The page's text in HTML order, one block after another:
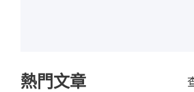
熱門文章